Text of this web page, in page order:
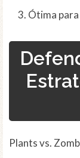
Ótima
Plants vs.